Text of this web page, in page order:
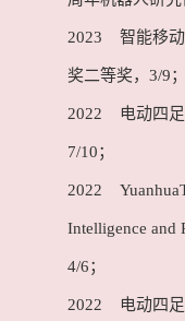
2023 智能移动
奖二等奖，3/9；
2022 电动四足
7/10；
2022
Intelligence and
4/6；
2022 电动四足